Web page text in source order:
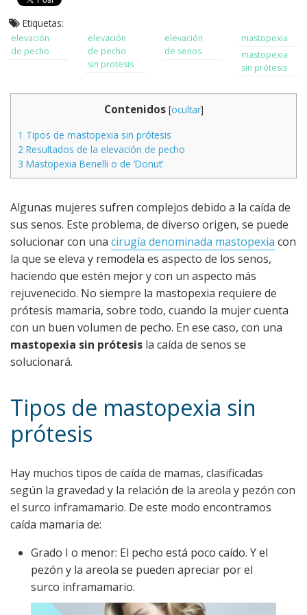
Etiquetas:
elevación
de pecho
elevación
de pecho
sin protesis
elevación
de senos
mastopexia
mastopexia
sin prótesis
Contenidos [ocultar]
1 Tipos de mastopexia sin prótesis
2 Resultados de la elevación de pecho
3 Mastopexia Benelli o de ‘Donut’
Algunas mujeres sufren complejos debido a la caída de
sus senos. Este problema, de diverso origen, se puede
solucionar con una cirugía denominada mastopexia con
la que se eleva y remodela es aspecto de los senos,
haciendo que estén mejor y con un aspecto más
rejuvenecido. No siempre la mastopexia requiere de
prótesis mamaria, sobre todo, cuando la mujer cuenta
con un buen volumen de pecho. En ese caso, con una
mastopexia sin prótesis la caída de senos se
solucionará.
Tipos de mastopexia sin
prótesis
Hay muchos tipos de caída de mamas, clasificadas
según la gravedad y la relación de la areola y pezón con
el surco inframamario. De este modo encontramos
caída mamaria de:
Grado I o menor: El pecho está poco caído. Y el
pezón y la areola se pueden apreciar por el
surco inframamario.